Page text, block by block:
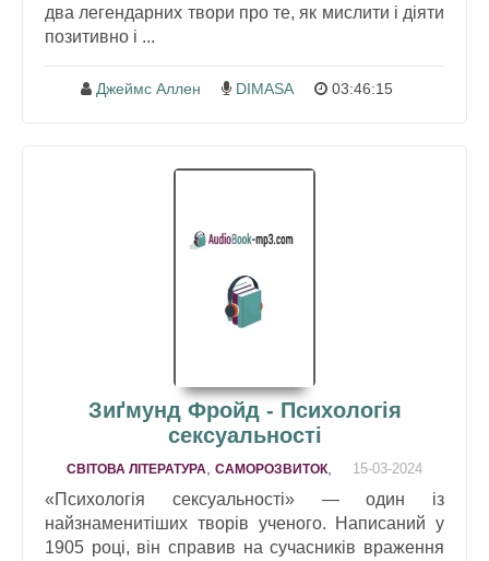
два легендарних твори про те, як мислити і діяти
позитивно і ...
Джеймс Аллен DIMASA 03:46:15
Зиґмунд Фройд - Психологія
сексуальності
СВІТОВА ЛІТЕРАТУРА САМОРОЗВИТОК 15-03-2024
«Психологія сексуальності» — один із
найзнаменитіших творів ученого. Написаний у
1905 році, він справив на сучасників враження